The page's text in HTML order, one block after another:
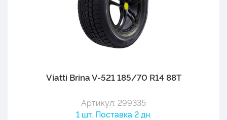
Viatti Brina V-521 185/70 R14 88T
Артикул: 299335
1 шт. Поставка 2 дн.